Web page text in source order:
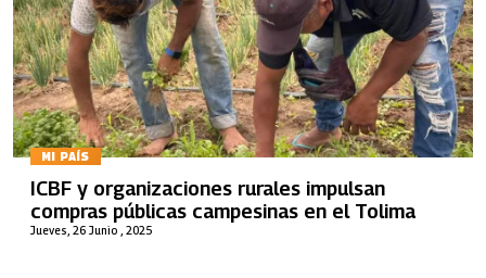
MI PAÍS
Jueves, 26 Junio , 2025
ICBF y organizaciones rurales impulsan
compras públicas campesinas en el Tolima